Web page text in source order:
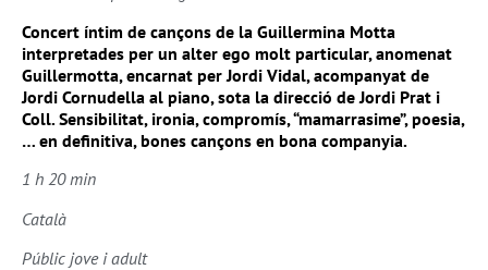
Concert íntim de cançons de la Guillermina Motta
interpretades per un alter ego molt particular, anomenat
Guillermotta, encarnat per Jordi Vidal, acompanyat de
Jordi Cornudella al piano, sota la direcció de Jordi Prat i
Coll. Sensibilitat, ironia, compromís, “mamarrasime”, poesia,
… en definitiva, bones cançons en bona companyia.
1 h 20 min
Català
Públic jove i adult